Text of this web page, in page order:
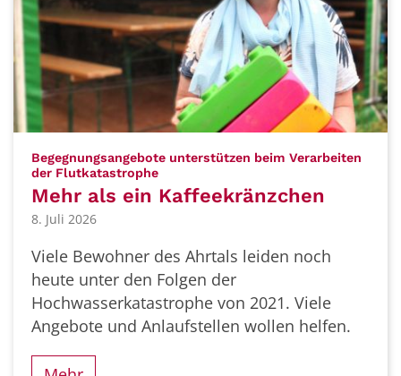
Begegnungsangebote unterstützen beim Verarbeiten
der Flutkatastrophe:
Mehr als ein Kaffeekränzchen
8. Juli 2026
Viele Bewohner des Ahrtals leiden noch
heute unter den Folgen der
Hochwasserkatastrophe von 2021. Viele
Angebote und Anlaufstellen wollen helfen.